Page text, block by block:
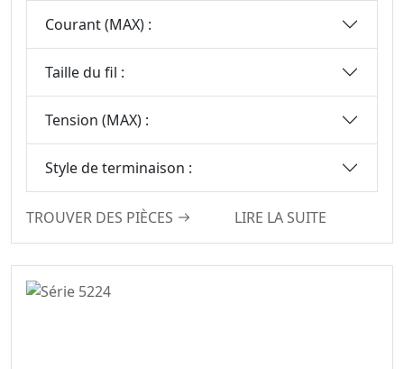
Courant (MAX) :
Taille du fil :
Tension (MAX) :
Style de terminaison :
TROUVER DES PIÈCES LIRE LA SUITE